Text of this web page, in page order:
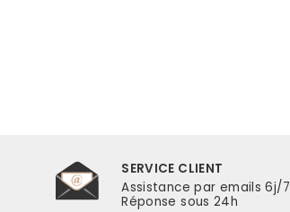
SERVICE CLIENT
Assistance par emails 6j/7
Réponse sous 24h